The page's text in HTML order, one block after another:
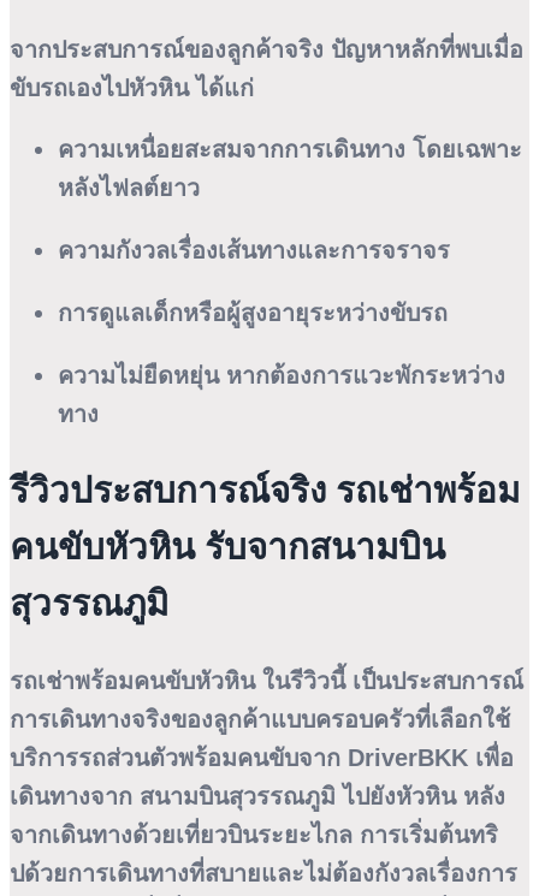
จากประสบการณ์ของลูกค้าจริง ปัญหาหลักที่พบเมื่อ
ขับรถเองไปหัวหิน ได้แก่
ความเหนื่อยสะสมจากการเดินทาง โดยเฉพาะ
หลังไฟลต์ยาว
ความกังวลเรื่องเส้นทางและการจราจร
การดูแลเด็กหรือผู้สูงอายุระหว่างขับรถ
ความไม่ยืดหยุ่น หากต้องการแวะพักระหว่าง
ทาง
รีวิวประสบการณ์จริง รถเช่าพร้อม
คนขับหัวหิน รับจากสนามบิน
สุวรรณภูมิ
รถเช่าพร้อมคนขับหัวหิน ในรีวิวนี้ เป็นประสบการณ์
การเดินทางจริงของลูกค้าแบบครอบครัวที่เลือกใช้
บริการรถส่วนตัวพร้อมคนขับจาก DriverBKK เพื่อ
เดินทางจาก สนามบินสุวรรณภูมิ ไปยังหัวหิน หลัง
จากเดินทางด้วยเที่ยวบินระยะไกล การเริ่มต้นทริ
ปด้วยการเดินทางที่สบายและไม่ต้องกังวลเรื่องการ